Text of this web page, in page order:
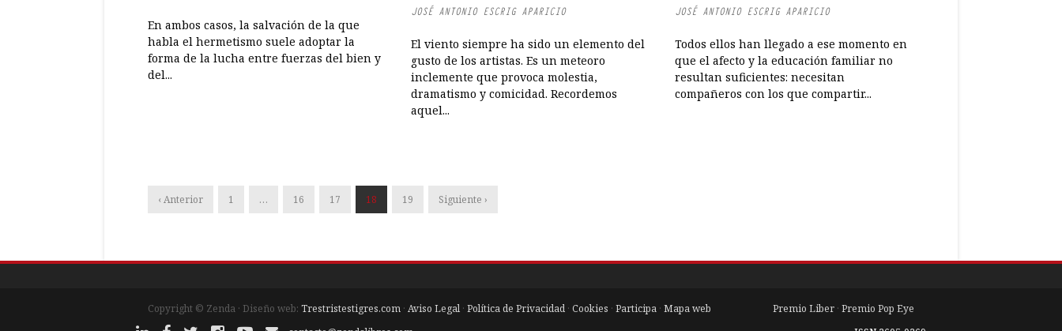
En ambos casos, la salvación de la que
habla el hermetismo suele adoptar la
forma de la lucha entre fuerzas del bien y
del...
JOSÉ ANTONIO ESCRIG APARICIO
El viento siempre ha sido un elemento del
gusto de los artistas. Es un meteoro
inclemente que provoca molestia,
dramatismo y comicidad. Recordemos
aquel...
JOSÉ ANTONIO ESCRIG APARICIO
Todos ellos han llegado a ese momento en
que el afecto y la educación familiar no
resultan suficientes: necesitan
compañeros con los que compartir...
‹ Anterior 1 … 16 17 18 19 Siguiente ›
Copyright © Zenda · Diseño web: Trestristestigres.com · Aviso Legal · Política de Privacidad · Cookies · Participa · Mapa web Premio Liber · Premio Pop Eye